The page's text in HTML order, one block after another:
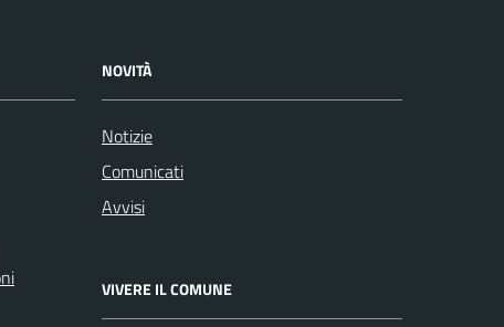
NOVITÀ
Notizie
Comunicati
Avvisi
VIVERE IL COMUNE